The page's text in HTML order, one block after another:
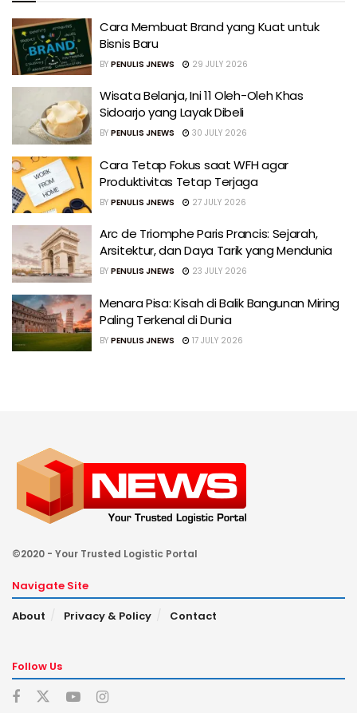
Cara Membuat Brand yang Kuat untuk
Bisnis Baru
BY PENULIS JNEWS 29 JULY 2026
Wisata Belanja, Ini 11 Oleh-Oleh Khas
Sidoarjo yang Layak Dibeli
BY PENULIS JNEWS 30 JULY 2026
Cara Tetap Fokus saat WFH agar
Produktivitas Tetap Terjaga
BY PENULIS JNEWS 27 JULY 2026
Arc de Triomphe Paris Prancis: Sejarah,
Arsitektur, dan Daya Tarik yang Mendunia
BY PENULIS JNEWS 23 JULY 2026
Menara Pisa: Kisah di Balik Bangunan Miring
Paling Terkenal di Dunia
BY PENULIS JNEWS 17 JULY 2026
©2020 - Your Trusted Logistic Portal
Navigate Site
About
Privacy & Policy Contact
Follow Us